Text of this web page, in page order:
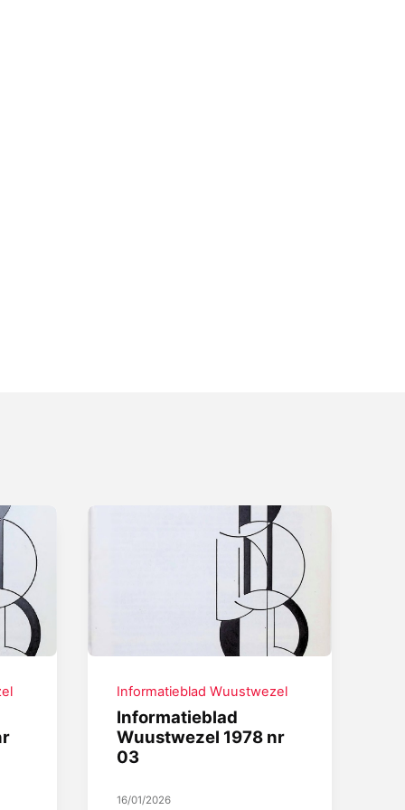
Informatieblad Wuustwezel
Informatieblad
Wuustwezel 1978 nr
03
16/01/2026